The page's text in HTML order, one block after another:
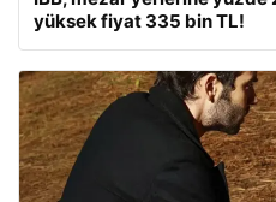
yüksek fiyat 335 bin TL!